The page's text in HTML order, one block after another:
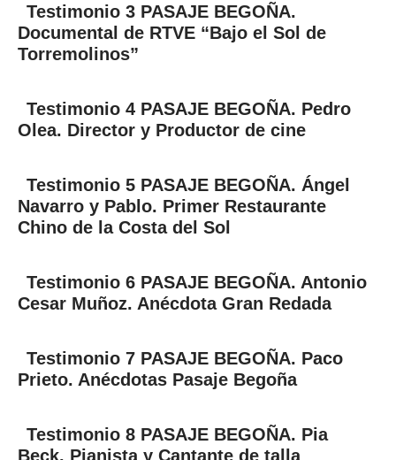
Testimonio 3 PASAJE BEGOÑA.
Documental de RTVE “Bajo el Sol de
Torremolinos”
Testimonio 4 PASAJE BEGOÑA. Pedro
Olea. Director y Productor de cine
Testimonio 5 PASAJE BEGOÑA. Ángel
Navarro y Pablo. Primer Restaurante
Chino de la Costa del Sol
Testimonio 6 PASAJE BEGOÑA. Antonio
Cesar Muñoz. Anécdota Gran Redada
Testimonio 7 PASAJE BEGOÑA. Paco
Prieto. Anécdotas Pasaje Begoña
Testimonio 8 PASAJE BEGOÑA. Pia
Beck. Pianista y Cantante de talla